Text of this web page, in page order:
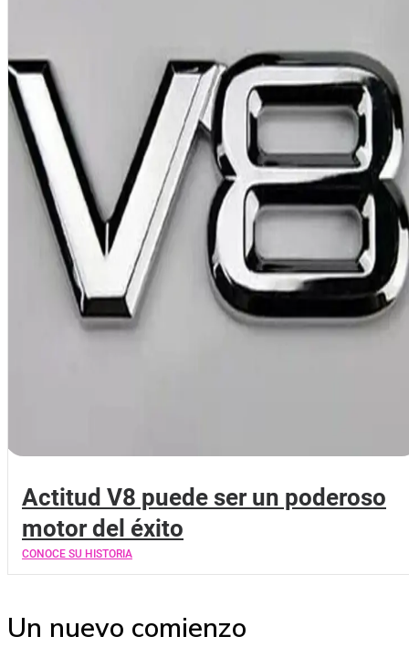
Actitud V8 puede ser un poderoso
motor del éxito
CONOCE SU HISTORIA
Un nuevo comienzo